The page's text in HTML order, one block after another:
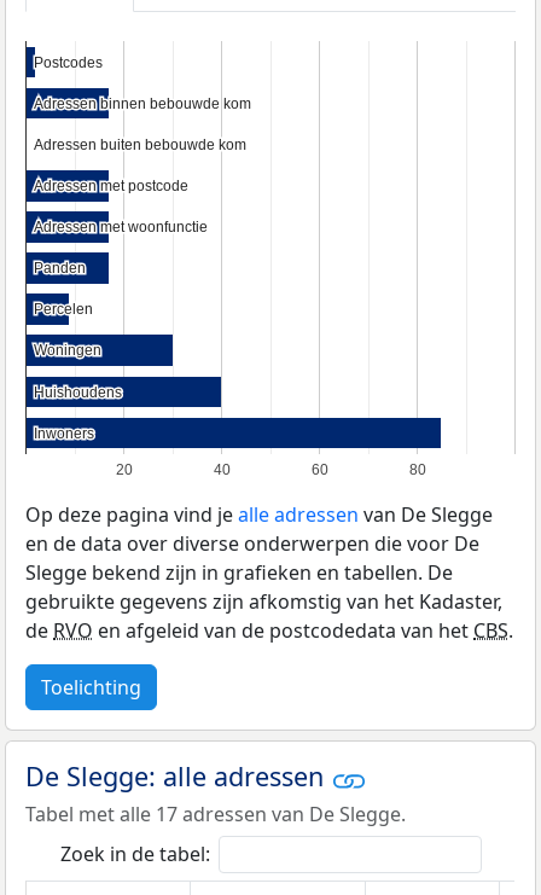
20 40 60 80
Postcodes
Postcodes
Adressen binnen bebouwde kom
Adressen binnen bebouwde kom
Adressen buiten bebouwde kom
Adressen buiten bebouwde kom
Adressen met postcode
Adressen met postcode
Adressen met woonfunctie
Adressen met woonfunctie
Panden
Panden
Percelen
Percelen
Woningen
Woningen
Huishoudens
Huishoudens
Inwoners
Inwoners
Op deze pagina vind jealle adressen van De Slegge
en de data over diverse onderwerpen die voor De
Slegge bekend zijn in grafieken en tabellen. De
gebruikte gegevens zijn afkomstig van het Kadaster,
deRVO en afgeleid van de postcodedata van hetCBS.
Toelichting
De Slegge: alle adressen
Tabel met alle 17 adressen van De Slegge.
Zoek in de tabel: